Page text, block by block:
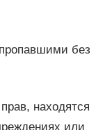
без
находятся
или